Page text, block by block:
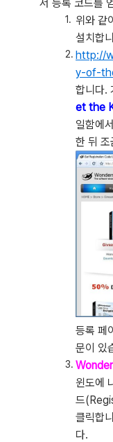
서 등록 코드를
위와 같
설치합
http://
y-of-
합니다.
et the
일함에
한 뒤 조
등록 페
문이 있
윈도에
드
클릭합
다.